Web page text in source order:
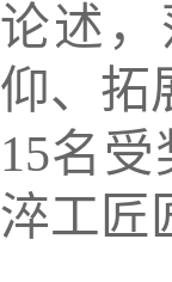
论述
仰、拓
15名
淬工匠